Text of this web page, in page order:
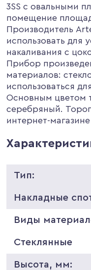
3SS с овальными
помещение
Производитель
использовать для
накаливания с
Прибор
материалов:
использоваться
Основным цветом
серебряный.
интернет-
Тип:
Накладные
Виды
Стеклянные
Высота, мм: